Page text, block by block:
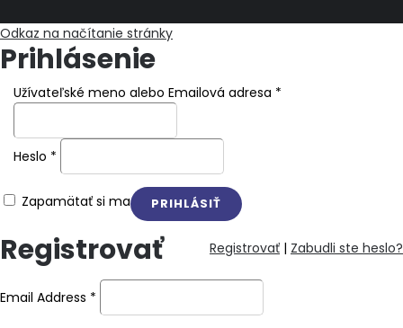
Odkaz na načítanie stránky
Prihlásenie
Užívateľské meno alebo Emailová adresa *
Heslo *
Zapamätať si ma
Registrovať | Zabudli ste heslo?
Registrovať
Email Address *